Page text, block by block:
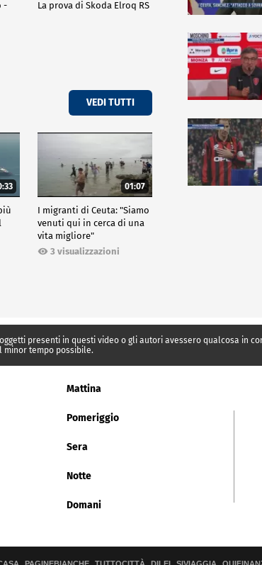
-
La prova di Skoda Elroq RS
VEDI TUTTI
01:07
I migranti di Ceuta: "Siamo
venuti qui in cerca di una
vita migliore"
3 visualizzazioni
presenti in questi video o gli autori avessero qualcosa in
minor tempo possibile.
Mattina
Pomeriggio
Sera
Notte
Domani
PAGINEBIANCHE TUTTOCITTÀ DILEI SIVIAGGIA